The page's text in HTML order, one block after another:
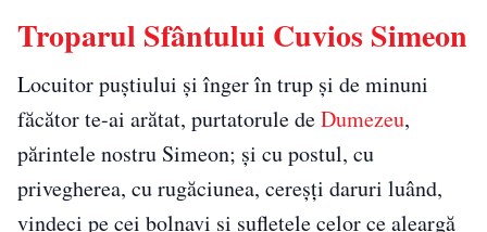
Troparul Sfântului Cuvios Simeon
Locuitor puștiului și înger în trup și de minuni
făcător te-ai arătat, purtatorule deDumezeu,
părintele nostru Simeon; și cu postul, cu
privegherea, cu rugăciunea, cereșți daruri luând,
vindeci pe cei bolnavi și sufletele celor ce aleargă